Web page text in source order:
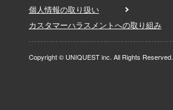
個人情報の取り扱い
カスタマーハラスメントへの取り組み
Copyright © UNIQUEST inc. All Rights Reserved.